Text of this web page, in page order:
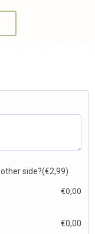
side?(€2,99)
€0,00
€0,00